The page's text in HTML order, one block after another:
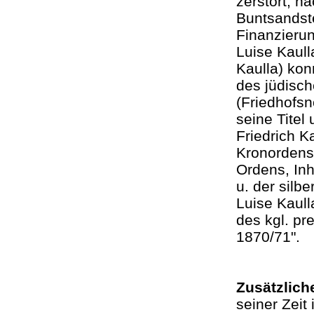
Luise
Kaulla)
des
seine Titel
Friedrich
Ordens,
u. der
Luise
des kgl.
1870/
seiner Zeit